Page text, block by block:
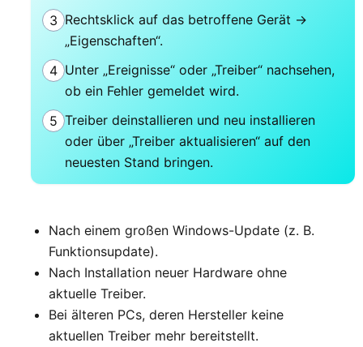
3 Rechtsklick auf das betroffene Gerät →
„Eigenschaften“.
4 Unter „Ereignisse“ oder „Treiber“ nachsehen,
ob ein Fehler gemeldet wird.
5 Treiber deinstallieren und neu installieren
oder über „Treiber aktualisieren“ auf den
neuesten Stand bringen.
Nach einem großen Windows-Update (z. B.
Funktionsupdate).
Nach Installation neuer Hardware ohne
aktuelle Treiber.
Bei älteren PCs, deren Hersteller keine
aktuellen Treiber mehr bereitstellt.